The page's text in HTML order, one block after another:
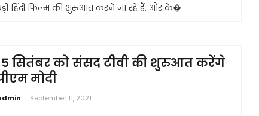
हिंदी फिल्म की शुरुआत करने जा रहे हैं, और के�
सितंबर को संसद टीवी की शुरुआत करेंगे
मोदी
September 11, 2021